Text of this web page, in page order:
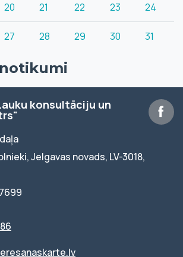
20 21 22 23 24
27 28 29 30 31
konsultāciju un
Jelgavas novads, LV-3018,